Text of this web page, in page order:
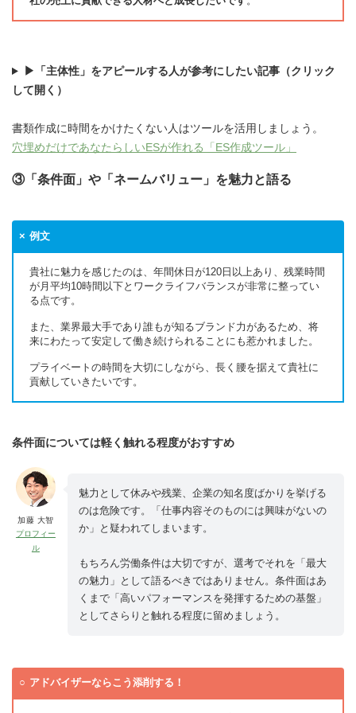
▶「主体性」をアピールする人が参考にしたい記事（クリック
して開く）
書類作成に時間をかけたくない人はツールを活用しましょう。
穴埋めだけであなたらしいESが作れる「ES作成ツール」
③「条件面」や「ネームバリュー」を魅力と語る
例文
貴社に魅力を感じたのは、年間休日が120日以上あり、残業時間
が月平均10時間以下とワークライフバランスが非常に整ってい
る点です。
また、業界最大手であり誰もが知るブランド力があるため、将
来にわたって安定して働き続けられることにも惹かれました。
プライベートの時間を大切にしながら、長く腰を据えて貴社に
貢献していきたいです。
条件面については軽く触れる程度がおすすめ
加藤 大智
プロフィー
ル
魅力として休みや残業、企業の知名度ばかりを挙げる
のは危険です。「仕事内容そのものには興味がないの
か」と疑われてしまいます。
もちろん労働条件は大切ですが、選考でそれを「最大
の魅力」として語るべきではありません。条件面はあ
くまで「高いパフォーマンスを発揮するための基盤」
としてさらりと触れる程度に留めましょう。
アドバイザーならこう添削する！